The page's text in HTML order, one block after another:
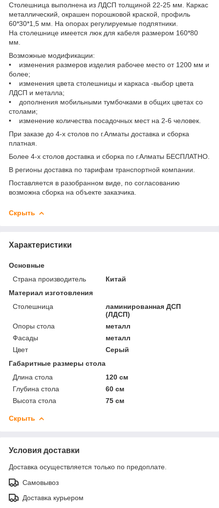
Столешница выполнена из ЛДСП толщиной 22-25 мм. Каркас
металлический, окрашен порошковой краской, профиль
60*30*1,5 мм. На опорах регулируемые подпятники.
На столешнице имеется люк для кабеля размером 160*80
мм.
Возможные модификации:
• изменения размеров изделия рабочее место от 1200 мм и
более;
•
изменения цвета столешницы и каркаса -выбор цвета
ЛДСП и металла;
• дополнения мобильными тумбочками в общих цветах со
столами;
• изменение количества посадочных мест на 2-6 человек.
При заказе до 4-х столов по г.Алматы доставка и сборка
платная.
Более 4-х столов доставка и сборка по г.Алматы БЕСПЛАТНО.
В регионы доставка по тарифам транспортной компании.
Поставляется в разобранном виде, по согласованию
возможна сборка на объекте заказчика.
Скрыть
Характеристики
Основные
Страна производитель
Китай
Материал изготовления
Столешница
ламинированная ДСП
(ЛДСП)
Опоры стола
металл
Фасады
металл
Цвет
Серый
Габаритные размеры стола
Длина стола
120 см
Глубина стола
60 см
Высота стола
75 см
Скрыть
Условия доставки
Доставка осуществляется только по предоплате.
Самовывоз
Доставка курьером